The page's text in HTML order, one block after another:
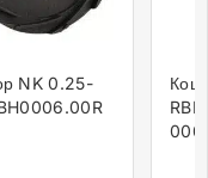
NK 0.25-